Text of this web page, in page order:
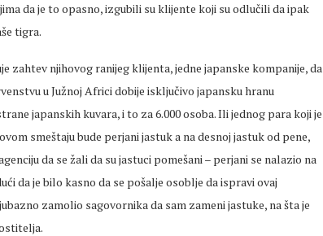
da je to opasno, izgubili su klijente koji su odlučili da ipak
tigra.
zahtev njihovog ranijeg klijenta, jedne japanske kompanije, da
u Južnoj Africi dobije isključivo japansku hranu
japanskih kuvara, i to za 6.000 osoba. Ili jednog para koji je
smeštaju bude perjani jastuk a na desnoj jastuk od pene,
da se žali da su jastuci pomešani – perjani se nalazio na
da je bilo kasno da se pošalje osoblje da ispravi ovaj
zamolio sagovornika da sam zameni jastuke, na šta je